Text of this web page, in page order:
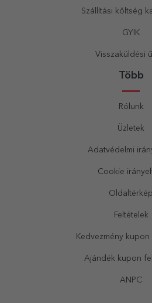
Szállítási költség
GYIK
Visszaküldési
Több
Rólunk
Üzletek
Adatvédelmi
Cookie
Oldaltérkép
Feltételek
Kedvezmény kupon
Ajándék kupon
ANPC